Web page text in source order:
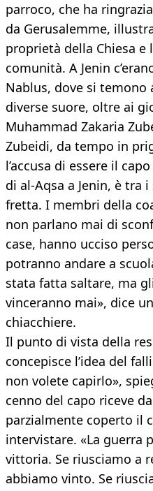
parroco, che ha
da Gerusalemme,
proprietà della Chiesa
comunità. A Jenin
Nablus, dove si
diverse suore, oltre ai
Muhammad Zakaria
Zubeidi, da tempo in
l’accusa di essere il
di al-Aqsa a Jenin, è tra
fretta. I membri della
non parlano mai di
case, hanno ucciso
potranno andare a
stata fatta saltare, ma
vinceranno mai», dice
chiacchiere.
Il punto di vista della
concepisce l’idea del
non volete capirlo»,
cenno del capo riceve
parzialmente coperto il
intervistare. «La guerra
vittoria. Se riusciamo a
abbiamo vinto. Se